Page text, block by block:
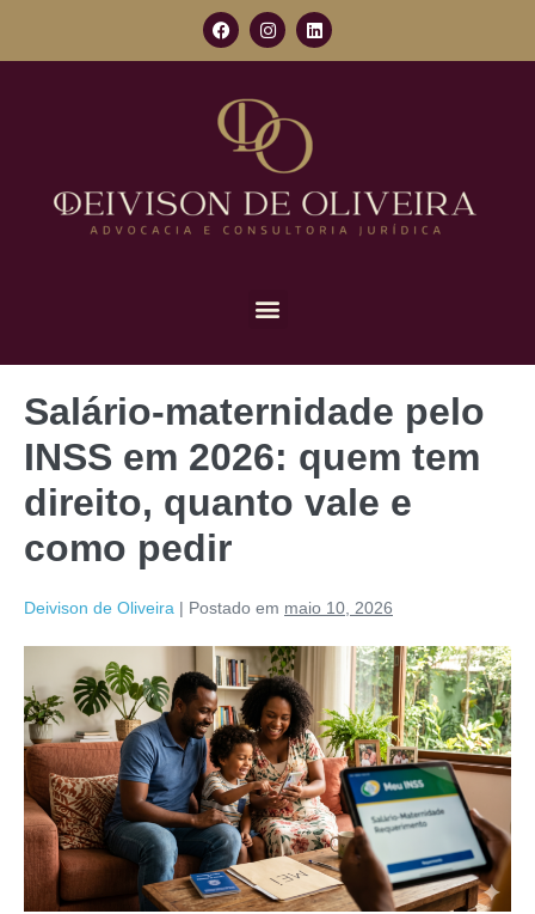
Salário-maternidade pelo
INSS em 2026: quem tem
direito, quanto vale e
como pedir
Deivison de Oliveira | Postado em maio 10, 2026